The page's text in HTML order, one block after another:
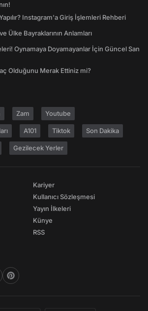
Instagram'a Giriş İşlemleri Rehberi
Ülke Bayraklarının Anlamları
Oynamaya Doyamayanlar İçin Güncel San
Olduğunu Merak Ettiniz mi?
Zam Youtube
A101 Tiktok Son Dakika
Gezilecek Yerler
Kariyer
Kullanıcı Sözleşmesi
Yayın İlkeleri
Künye
RSS